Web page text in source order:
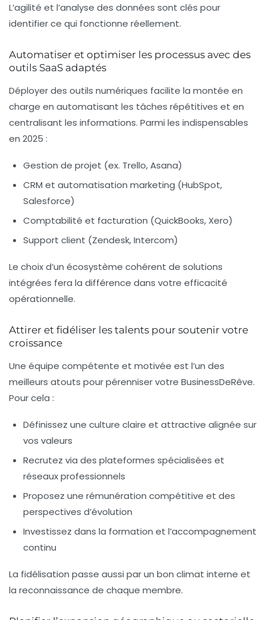
L’agilité et l’analyse des données sont clés pour
identifier ce qui fonctionne réellement.
Automatiser et optimiser les processus avec des
outils SaaS adaptés
Déployer des outils numériques facilite la montée en
charge en automatisant les tâches répétitives et en
centralisant les informations. Parmi les indispensables
en 2025 :
Gestion de projet (ex. Trello, Asana)
CRM et automatisation marketing (HubSpot,
Salesforce)
Comptabilité et facturation (QuickBooks, Xero)
Support client (Zendesk, Intercom)
Le choix d’un écosystème cohérent de solutions
intégrées fera la différence dans votre efficacité
opérationnelle.
Attirer et fidéliser les talents pour soutenir votre
croissance
Une équipe compétente et motivée est l’un des
meilleurs atouts pour pérenniser votre BusinessDeRêve.
Pour cela :
Définissez une culture claire et attractive alignée sur
vos valeurs
Recrutez via des plateformes spécialisées et
réseaux professionnels
Proposez une rémunération compétitive et des
perspectives d’évolution
Investissez dans la formation et l’accompagnement
continu
La fidélisation passe aussi par un bon climat interne et
la reconnaissance de chaque membre.